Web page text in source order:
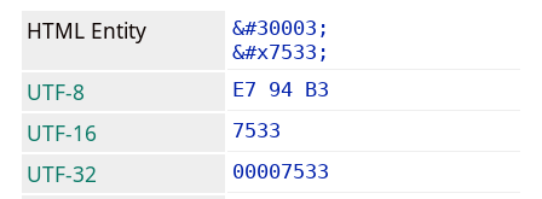
HTML Entity
&#30003;
&#x7533;
UTF-8 E7 94 B3
UTF-16 7533
UTF-32 00007533